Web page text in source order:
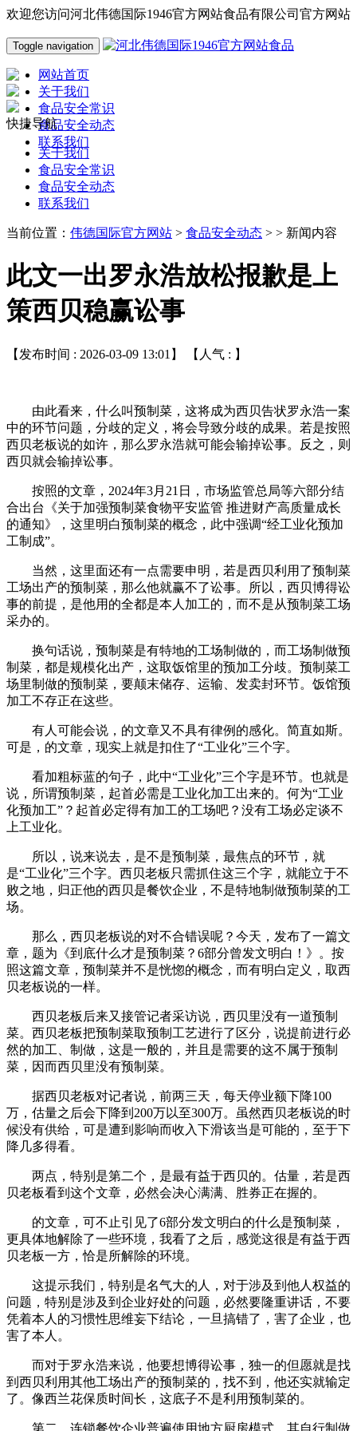
欢迎您访问河北伟德国际1946官方网站食品有限公司官方网站
Toggle navigation
网站首页
关于我们
食品安全常识
食品安全动态
联系我们
快捷导航
关于我们
食品安全常识
食品安全动态
联系我们
当前位置： 伟德国际官方网站 > 食品安全动态 > > 新闻内容
此文一出罗永浩放松报歉是上
策西贝稳赢讼事
【发布时间 : 2026-03-09 13:01】 【人气 : 】
由此看来，什么叫预制菜，这将成为西贝告状罗永浩一案
中的环节问题，分歧的定义，将会导致分歧的成果。若是按照
西贝老板说的如许，那么罗永浩就可能会输掉讼事。反之，则
西贝就会输掉讼事。
按照的文章，2024年3月21日，市场监管总局等六部分结
合出台《关于加强预制菜食物平安监管 推进财产高质量成长
的通知》，这里明白预制菜的概念，此中强调“经工业化预加
工制成”。
当然，这里面还有一点需要申明，若是西贝利用了预制菜
工场出产的预制菜，那么他就赢不了讼事。所以，西贝博得讼
事的前提，是他用的全都是本人加工的，而不是从预制菜工场
采办的。
换句话说，预制菜是有特地的工场制做的，而工场制做预
制菜，都是规模化出产，这取饭馆里的预加工分歧。预制菜工
场里制做的预制菜，要颠末储存、运输、发卖封环节。饭馆预
加工不存正在这些。
有人可能会说，的文章又不具有律例的感化。简直如斯。
可是，的文章，现实上就是扣住了“工业化”三个字。
看加粗标蓝的句子，此中“工业化”三个字是环节。也就是
说，所谓预制菜，起首必需是工业化加工出来的。何为“工业
化预加工”？起首必定得有加工的工场吧？没有工场必定谈不
上工业化。
所以，说来说去，是不是预制菜，最焦点的环节，就
是“工业化”三个字。西贝老板只需抓住这三个字，就能立于不
败之地，归正他的西贝是餐饮企业，不是特地制做预制菜的工
场。
那么，西贝老板说的对不合错误呢？今天，发布了一篇文
章，题为《到底什么才是预制菜？6部分曾发文明白！》。按
照这篇文章，预制菜并不是恍惚的概念，而有明白定义，取西
贝老板说的一样。
西贝老板后来又接管记者采访说，西贝里没有一道预制
菜。西贝老板把预制菜取预制工艺进行了区分，说提前进行必
然的加工、制做，这是一般的，并且是需要的这不属于预制
菜，因而西贝里没有预制菜。
据西贝老板对记者说，前两三天，每天停业额下降100
万，估量之后会下降到200万以至300万。虽然西贝老板说的时
候没有供给，可是遭到影响而收入下滑该当是可能的，至于下
降几多得看。
两点，特别是第二个，是最有益于西贝的。估量，若是西
贝老板看到这个文章，必然会决心满满、胜券正在握的。
的文章，可不止引见了6部分发文明白的什么是预制菜，
更具体地解除了一些环境，我看了之后，感觉这很是有益于西
贝老板一方，恰是所解除的环境。
这提示我们，特别是名气大的人，对于涉及到他人权益的
问题，特别是涉及到企业好处的问题，必然要隆重讲话，不要
凭着本人的习惯性思维妄下结论，一旦搞错了，害了企业，也
害了本人。
而对于罗永浩来说，他要想博得讼事，独一的但愿就是找
到西贝利用其他工场出产的预制菜的，找不到，他还实就输定
了。像西兰花保质时间长，这底子不是利用预制菜的。
第二，连锁餐饮企业普遍使用地方厨房模式，其自行制做